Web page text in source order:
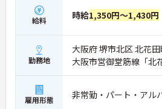
給料 時給1,350円～1,430円
勤務地
大阪府 堺市北区 北花
大阪市営御堂筋線「北
雇用形態 非常勤・パート・アル